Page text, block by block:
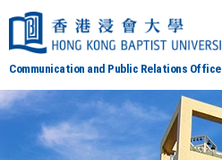
Communication and Public Relations Office